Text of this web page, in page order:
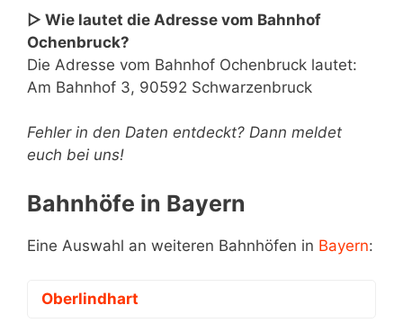
▷ Wie lautet die Adresse vom Bahnhof
Ochenbruck?
Die Adresse vom Bahnhof Ochenbruck lautet:
Am Bahnhof 3, 90592 Schwarzenbruck
Fehler in den Daten entdeckt? Dann meldet
euch bei uns!
Bahnhöfe in Bayern
Eine Auswahl an weiteren Bahnhöfen in Bayern:
Oberlindhart